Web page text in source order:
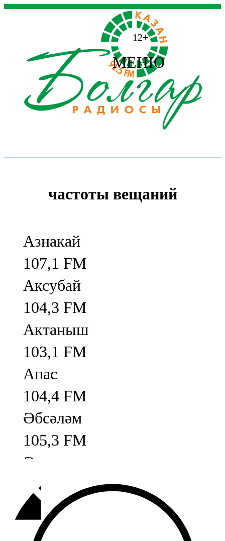
12+
МЕНЮ
частоты вещаний
Азнакай
107,1 FM
Аксубай
104,3 FM
Актаныш
103,1 FM
Апас
104,4 FM
Әбсәләм
105,3 FM
Әлмәт
92,9 FM
Базарлы матак
107,1 FM